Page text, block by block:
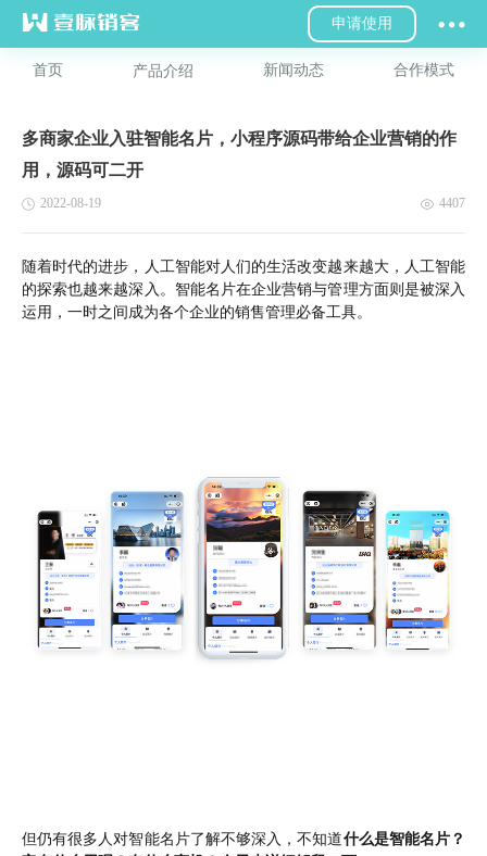
申请使用
首页 产品介绍 新闻动态 合作模式
多商家企业入驻智能名片，小程序源码带给企业营销的作
用，源码可二开
2022-08-19 4407
随着时代的进步，人工智能对人们的生活改变越来越大，人工智能
的探索也越来越深入。智能名片在企业营销与管理方面则是被深入
运用，一时之间成为各个企业的销售管理必备工具。
但仍有很多人对智能名片了解不够深入，不知道什么是智能名片？